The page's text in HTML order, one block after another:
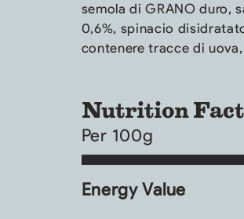
semola di GRANO duro,
0,6%, spinacio
contenere tracce di
Nutrition
Per 100g
Energy Value